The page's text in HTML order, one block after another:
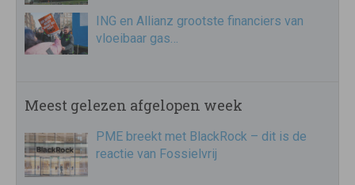
ING en Allianz grootste financiers van
vloeibaar gas…
Meest gelezen afgelopen week
PME breekt met BlackRock – dit is de
reactie van Fossielvrij